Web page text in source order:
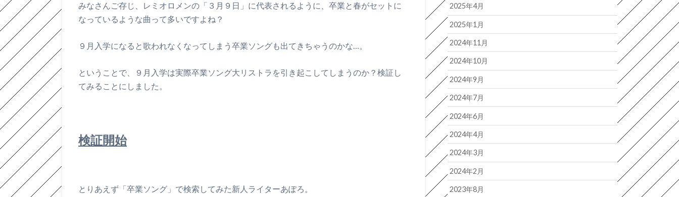
みなさんご存じ、レミオロメンの「３月９日」に代表されるように、卒業と春がセットに
なっているような曲って多いですよね？
９月入学になると歌われなくなってしまう卒業ソングも出てきちゃうのかな…。
ということで、９月入学は実際卒業ソング大リストラを引き起こしてしまうのか？検証し
てみることにしました。
検証開始
とりあえず「卒業ソング」で検索してみた新人ライターあぽろ。
2025年4月
2025年1月
2024年11月
2024年10月
2024年9月
2024年7月
2024年6月
2024年4月
2024年3月
2024年2月
2023年8月